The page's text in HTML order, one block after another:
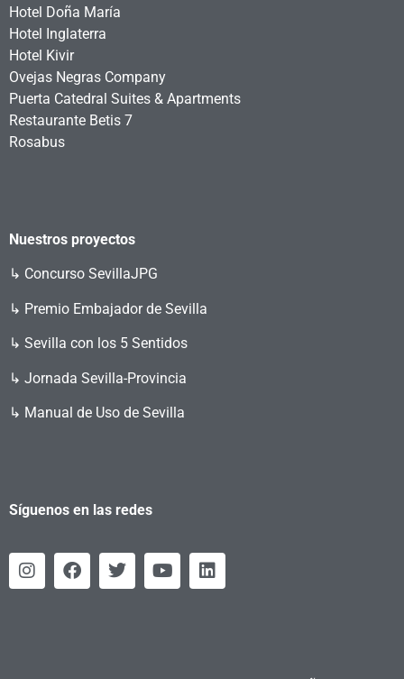
Hotel Doña María
Hotel Inglaterra
Hotel Kivir
Ovejas Negras Company
Puerta Catedral Suites & Apartments
Restaurante Betis 7
Rosabus
Nuestros proyectos
↳ Concurso SevillaJPG
↳ Premio Embajador de Sevilla
↳ Sevilla con los 5 Sentidos
↳ Jornada Sevilla-Provincia
↳ Manual de Uso de Sevilla
Síguenos en las redes